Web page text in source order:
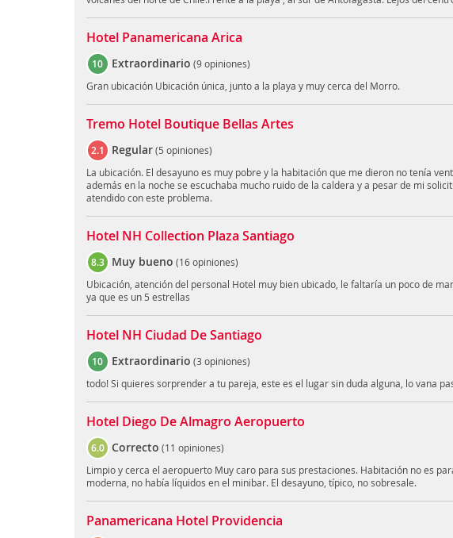
Hotel Panamericana Arica
10 Extraordinario (9 opiniones)
Gran ubicación Ubicación única, junto a la playa y muy cerca del Morro.
Tremo Hotel Boutique Bellas Artes
2.1 Regular(5 opiniones)
La ubicación. El desayuno es muy pobre y la habitación que me dieron no tenía
además en la noche se escuchaba mucho ruido de la caldera y a pesar de mi
atendido con este problema.
Hotel NH Collection Plaza Santiago
8.3 Muy bueno (16 opiniones)
Ubicación, atención del personal Hotel muy bien ubicado, le faltaría un poco de
ya que es un 5 estrellas
Hotel NH Ciudad De Santiago
10 Extraordinario (3 opiniones)
todo! Si quieres sorprender a tu pareja, este es el lugar sin duda alguna, lo vana
Hotel Diego De Almagro Aeropuerto
6.0 Correcto (11 opiniones)
Limpio y cerca el aeropuerto Muy caro para sus prestaciones. Habitación no es
moderna, no había líquidos en el minibar. El desayuno, típico, no sobresale.
Panamericana Hotel Providencia